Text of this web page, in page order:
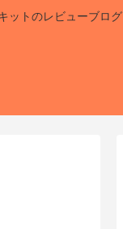
ットのレビューブログ